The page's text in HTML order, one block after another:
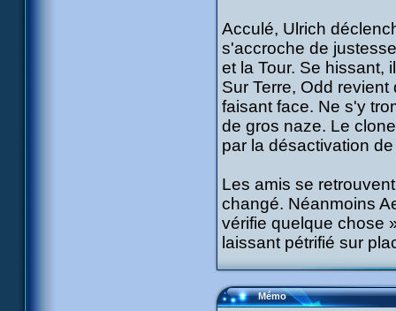
Acculé, Ulrich
s'accroche de
et la Tour. Se hissant,
Sur Terre, Odd
faisant face. Ne s'y
de gros naze. Le
par la désactivation
Les amis se
changé. Néanmoins
vérifie quelque chose
laissant pétrifié sur
Mémo